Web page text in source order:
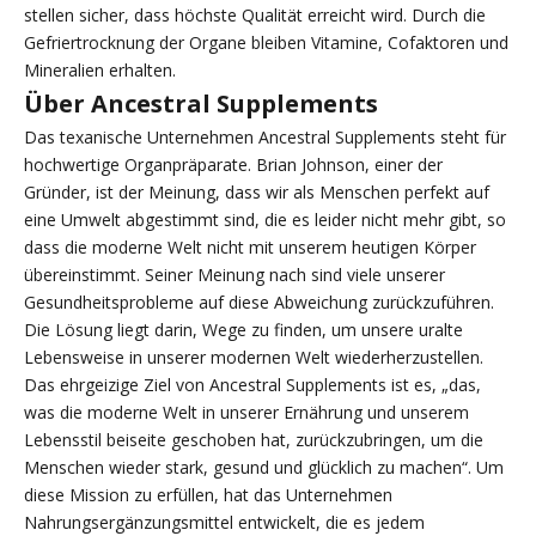
stellen sicher, dass höchste Qualität erreicht wird. Durch die
Gefriertrocknung der Organe bleiben Vitamine, Cofaktoren und
Mineralien erhalten.
Über Ancestral Supplements
Das texanische Unternehmen Ancestral Supplements steht für
hochwertige Organpräparate. Brian Johnson, einer der
Gründer, ist der Meinung, dass wir als Menschen perfekt auf
eine Umwelt abgestimmt sind, die es leider nicht mehr gibt, so
dass die moderne Welt nicht mit unserem heutigen Körper
übereinstimmt. Seiner Meinung nach sind viele unserer
Gesundheitsprobleme auf diese Abweichung zurückzuführen.
Die Lösung liegt darin, Wege zu finden, um unsere uralte
Lebensweise in unserer modernen Welt wiederherzustellen.
Das ehrgeizige Ziel von Ancestral Supplements ist es, „das,
was die moderne Welt in unserer Ernährung und unserem
Lebensstil beiseite geschoben hat, zurückzubringen, um die
Menschen wieder stark, gesund und glücklich zu machen“. Um
diese Mission zu erfüllen, hat das Unternehmen
Nahrungsergänzungsmittel entwickelt, die es jedem